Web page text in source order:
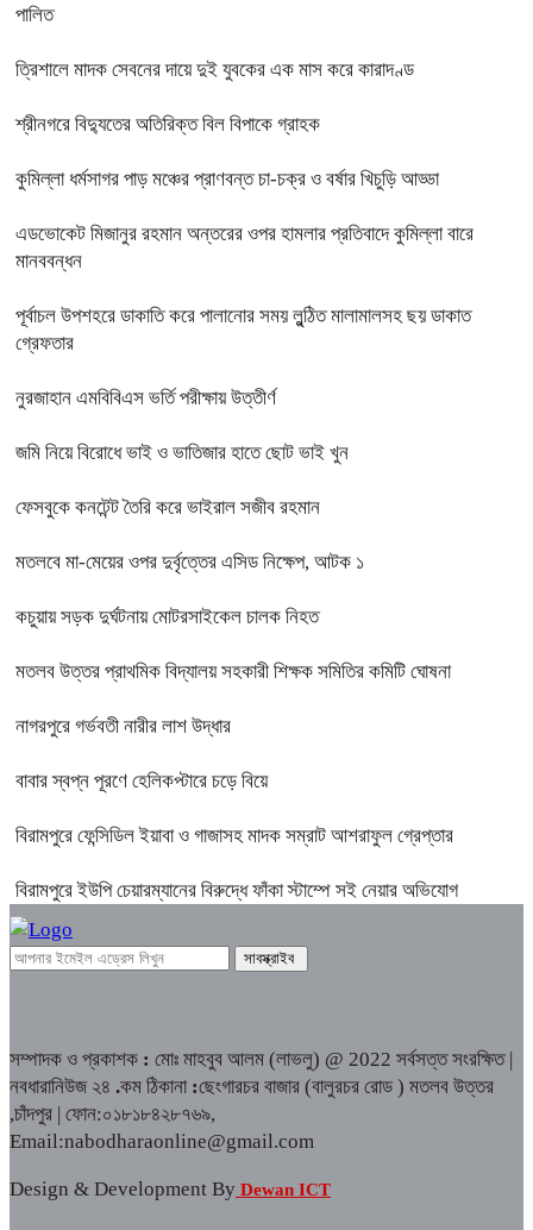
পালিত
ত্রিশালে মাদক সেবনের দায়ে দুই যুবকের এক মাস করে কারাদণ্ড
শ্রীনগরে বিদ্যুতের অতিরিক্ত বিল বিপাকে গ্রাহক
কুমিল্লা ধর্মসাগর পাড় মঞ্চের প্রাণবন্ত চা-চক্র ও বর্ষার খিচুড়ি আড্ডা
এডভোকেট মিজানুর রহমান অন্তরের ওপর হামলার প্রতিবাদে কুমিল্লা বারে
মানববন্ধন
পূর্বাচল উপশহরে ডাকাতি করে পালানোর সময় লুন্ঠিত মালামালসহ ছয় ডাকাত
গ্রেফতার
নুরজাহান এমবিবিএস ভর্তি পরীক্ষায় উত্তীর্ণ
জমি নিয়ে বিরোধে ভাই ও ভাতিজার হাতে ছোট ভাই খুন
ফেসবুকে কনটেন্ট তৈরি করে ভাইরাল সজীব রহমান
মতলবে মা-মেয়ের ওপর দুর্বৃত্তের এসিড নিক্ষেপ, আটক ১
কচুয়ায় সড়ক দুর্ঘটনায় মোটরসাইকেল চালক নিহত
মতলব উত্তর প্রাথমিক বিদ্যালয় সহকারী শিক্ষক সমিতির কমিটি ঘোষনা
নাগরপুরে গর্ভবতী নারীর লাশ উদ্ধার
বাবার স্বপ্ন পূরণে হেলিকপ্টারে চড়ে বিয়ে
বিরামপুরে ফেন্সিডিল ইয়াবা ও গাজাসহ মাদক সম্রাট আশরাফুল গ্রেপ্তার
বিরামপুরে ইউপি চেয়ারম্যানের বিরুদ্ধে ফাঁকা স্টাম্পে সই নেয়ার অভিযোগ
সম্পাদক ও প্রকাশক : মোঃ মাহবুব আলম (লাভলু) @ 2022 সর্বসত্ত সংরক্ষিত |
নবধারানিউজ ২৪ .কম ঠিকানা :ছেংগারচর বাজার (বালুরচর রোড ) মতলব উত্তর
,চাঁদপুর | ফোন:০১৮১৮৪২৮৭৬৯,
Email:nabodharaonline@gmail.com
Design & Development By Dewan ICT